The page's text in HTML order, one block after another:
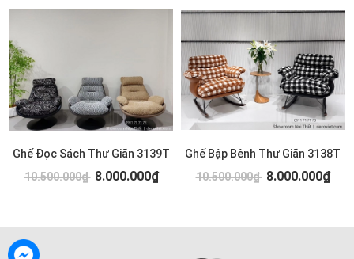
Ghế Đọc Sách Thư Giãn 3139T
10.500.000₫ 8.000.000₫
Ghế Bập Bênh Thư Giãn 3138T
10.500.000₫ 8.000.000₫